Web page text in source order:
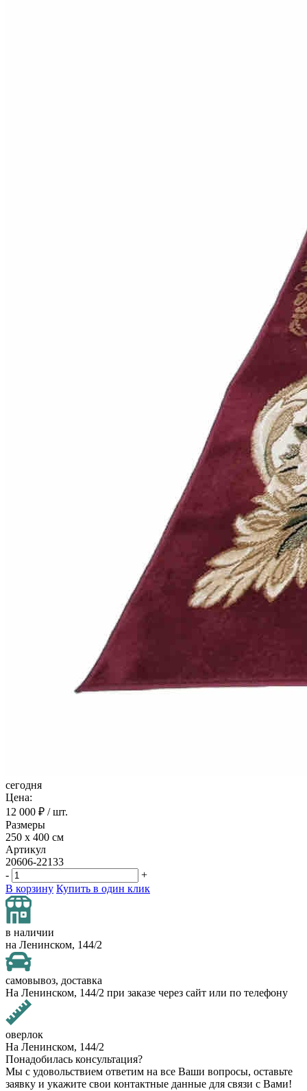
сегодня
Цена:
12 000 ₽ / шт.
Размеры
250 х 400 см
Артикул
20606-22133
-
+
В корзину Купить в один клик
в наличии
на Ленинском, 144/2
самовывоз, доставка
На Ленинском, 144/2 при заказе через сайт или по телефону
оверлок
На Ленинском, 144/2
Понадобилась консультация?
Мы с удовольствием ответим на все Ваши вопросы, оставьте
заявку и укажите свои контактные данные для связи с Вами!